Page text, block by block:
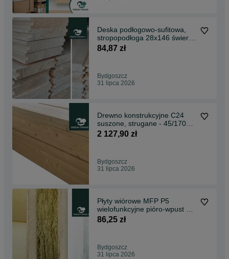
Deska podłogowo-sufitowa,
stropopodłoga 28x146 świerk
skandynawski
84,87 zł
Bydgoszcz
31 lipca 2026
Drewno konstrukcyjne C24
suszone, strugane - 45/170
drewno lite
2 127,90 zł
Bydgoszcz
31 lipca 2026
Płyty wiórowe MFP P5
wielofunkcyjne pióro-wpust gr
22mm Stały dostawca
86,25 zł
Bydgoszcz
31 lipca 2026